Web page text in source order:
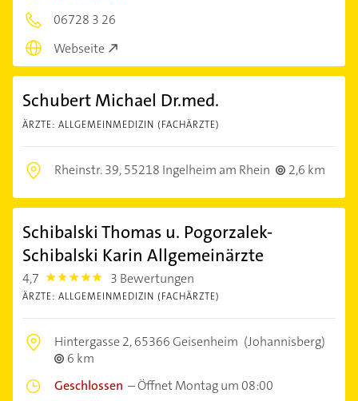
06728 3 26
Webseite
Schubert Michael Dr.med.
ÄRZTE: ALLGEMEINMEDIZIN (FACHÄRZTE)
Rheinstr. 39,55218 Ingelheim am Rhein 2,6 km
Schibalski Thomas u. Pogorzalek-
Schibalski Karin Allgemeinärzte
4,7 4.7000003 3 Bewertungen
ÄRZTE: ALLGEMEINMEDIZIN (FACHÄRZTE)
Hintergasse 2,65366 Geisenheim (Johannisberg)
6 km
Geschlossen –Öffnet Montag um 08:00